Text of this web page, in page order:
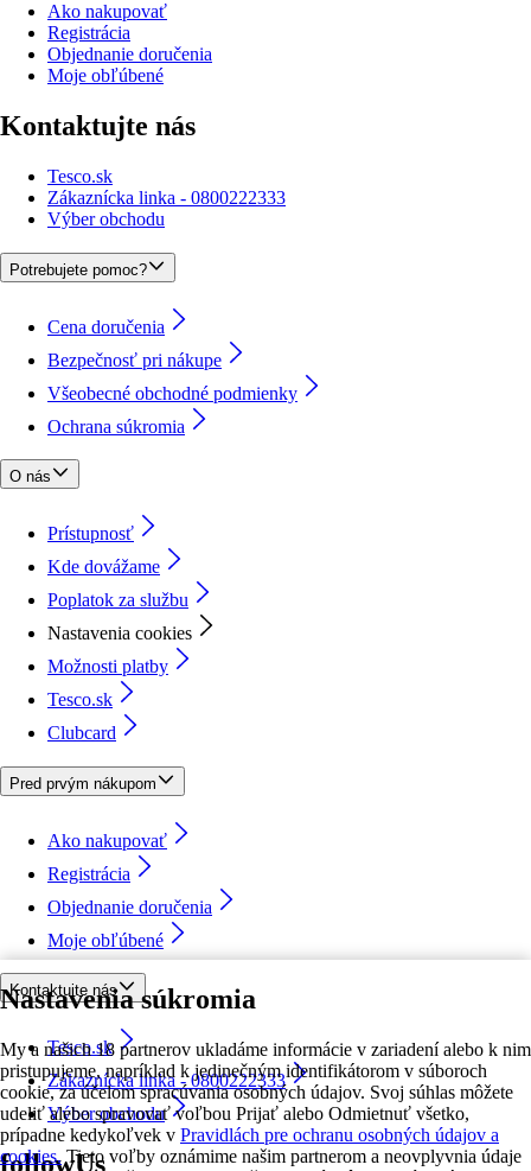
Nastavenia súkromia
My a našich 18 partnerov ukladáme informácie v zariadení alebo k nim
pristupujeme, napríklad k jedinečným identifikátorom v súboroch
cookie, za účelom spracúvania osobných údajov. Svoj súhlas môžete
udeliť alebo spravovať voľbou Prijať alebo Odmietnuť všetko,
prípadne kedykoľvek v Pravidlách pre ochranu osobných údajov a
cookies. Tieto voľby oznámime našim partnerom a neovplyvnia údaje
Ako nakupovať
Registrácia
Objednanie doručenia
Moje obľúbené
Kontaktujte nás
Tesco.sk
Zákaznícka linka - 0800222333
Výber obchodu
Potrebujete pomoc?
Cena doručenia
Bezpečnosť pri nákupe
Všeobecné obchodné podmienky
Ochrana súkromia
O nás
Prístupnosť
Kde dovážame
Poplatok za službu
Nastavenia cookies
Možnosti platby
Tesco.sk
Clubcard
Pred prvým nákupom
Ako nakupovať
Registrácia
Objednanie doručenia
Moje obľúbené
Kontaktujte nás
Tesco.sk
Zákaznícka linka - 0800222333
Výber obchodu
followUs